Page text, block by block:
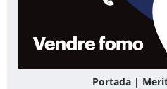
Portada |